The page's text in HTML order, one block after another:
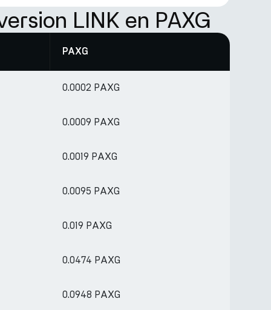
LINK en PAXG
PAXG
0.0002 PAXG
0.0009 PAXG
0.0019 PAXG
0.0095 PAXG
0.019 PAXG
0.0474 PAXG
0.0948 PAXG